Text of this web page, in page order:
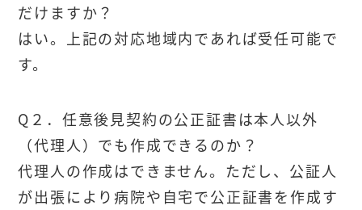
だけますか？
はい。上記の対応地域内であれば受任可能で
す。
Q２．任意後見契約の公正証書は本人以外
（代理人）でも作成できるのか？
代理人の作成はできません。ただし、公証人
が出張により病院や自宅で公正証書を作成す